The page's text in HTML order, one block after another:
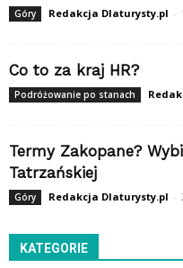
Góry Redakcja Dlaturysty.pl -
Co to za kraj HR?
Podróżowanie po stanach
Termy Zakopane?
Tatrzańskiej
Góry Redakcja Dlaturysty.pl -
KATEGORIE